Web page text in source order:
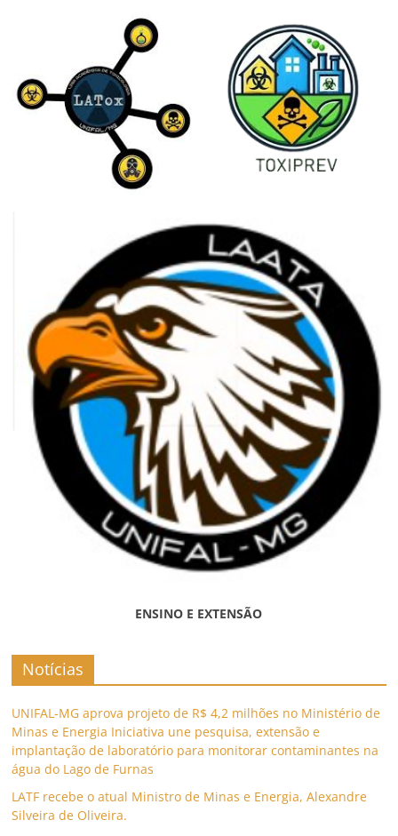
ENSINO E EXTENSÃO
Notícias
UNIFAL-MG aprova projeto de R$ 4,2 milhões no Ministério de
Minas e Energia Iniciativa une pesquisa, extensão e
implantação de laboratório para monitorar contaminantes na
água do Lago de Furnas
LATF recebe o atual Ministro de Minas e Energia, Alexandre
Silveira de Oliveira.